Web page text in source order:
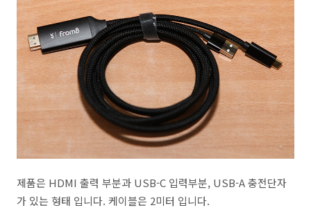
제품은 HDMI 출력 부분과 USB-C 입력부분, USB-A 충전단자
가 있는 형태 입니다. 케이블은 2미터 입니다.